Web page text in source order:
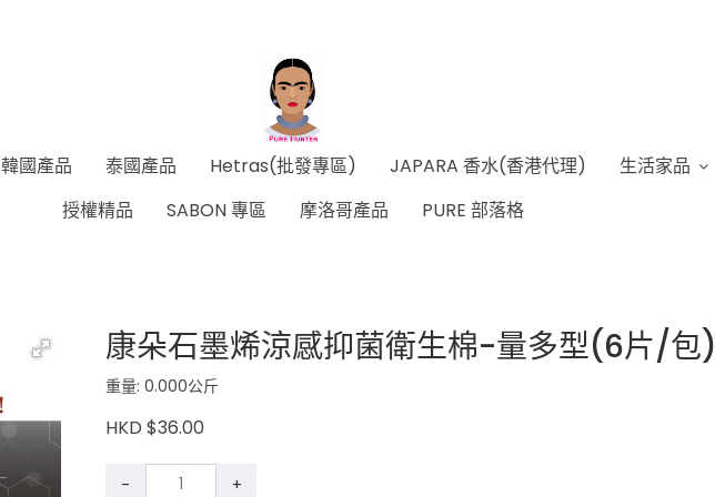
韓國產品 泰國產品 Hetras(批發專區) JAPARA 香水(香港代理) 生活家品
授權精品
SABON 專區 摩洛哥產品 PURE 部落格
康朵石墨烯涼感抑菌衛生棉-量多型(6片/包)
重量: 0.000公斤
HKD $36.00
- +